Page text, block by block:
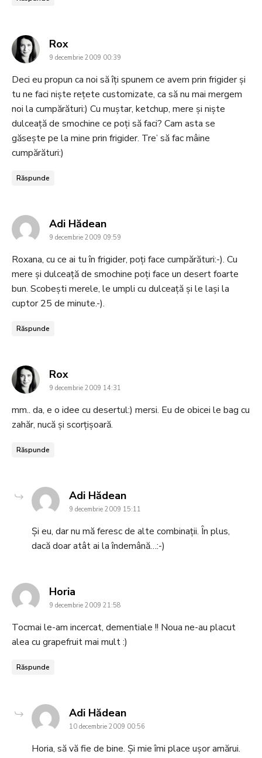
Roxsays:
9 decembrie 2009 00:39
Deci eu propun ca noi să îţi spunem ce avem prin frigider şi
tu ne faci nişte reţete customizate, ca să nu mai mergem
noi la cumpărături:) Cu muştar, ketchup, mere şi nişte
dulceaţă de smochine ce poţi să faci? Cam asta se
găseşte pe la mine prin frigider. Tre’ să fac mâine
cumpărături:)
Răspunde
Adi Hădeansays:
9 decembrie 2009 09:59
Roxana, cu ce ai tu în frigider, poți face cumpărături:-). Cu
mere și dulceață de smochine poți face un desert foarte
bun. Scobești merele, le umpli cu dulceață și le lași la
cuptor 25 de minute.-).
Răspunde
Roxsays:
9 decembrie 2009 14:31
mm.. da, e o idee cu desertul:) mersi. Eu de obicei le bag cu
zahăr, nucă şi scorţişoară.
Răspunde
Adi Hădeansays:
9 decembrie 2009 15:11
Și eu, dar nu mă feresc de alte combinații. În plus,
dacă doar atât ai la îndemână…:-)
Horia
9 decembrie 2009 21:58
Tocmai le-am incercat, dementiale !! Noua ne-au placut
alea cu grapefruit mai mult :)
Răspunde
Adi Hădeansays:
10 decembrie 2009 00:56
Horia, să vă fie de bine. Și mie îmi place ușor amărui.